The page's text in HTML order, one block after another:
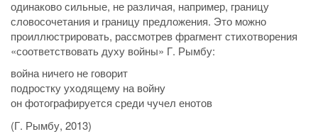
одинаково сильные, не различая, например, границу
словосочетания и границу предложения. Это можно
проиллюстрировать, рассмотрев фрагмент стихотворения
«соответствовать духу войны» Г. Рымбу:
война ничего не говорит
подростку уходящему на войну
он фотографируется среди чучел енотов
(Г. Рымбу, 2013)